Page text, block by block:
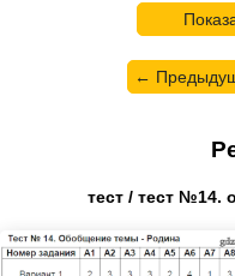
←
тест / тест №14.